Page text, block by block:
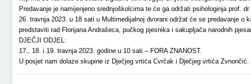
Predavanje je namijenjeno srednjoškolcima te će ga održati psihologinja prof.
26. travnja 2023. u 18 sati u Multimedijalnoj dvorani održat će se predavanje o
predstaviti rad Florijana Andrašeca, pučkog pjesnika i sakupljača narodnih
DJEČJI ODJEL:
17., 18. i 19. travnja 2023. godine u 10 sati – FORA ZNANOST.
U posjet nam dolaze skupine iz Dječjeg vrtića Cvrčak i Dječjeg vrtića